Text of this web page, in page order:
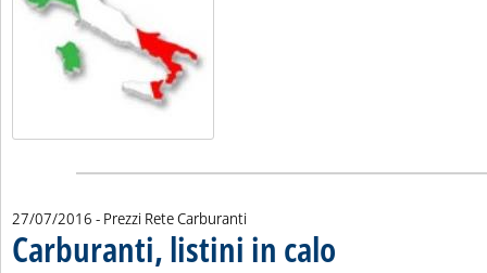
27/07/2016 - Prezzi Rete Carburanti
Carburanti, listini in calo